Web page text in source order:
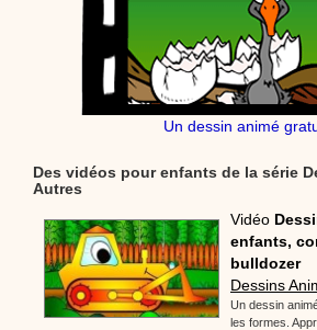
Un dessin animé
Des vidéos pour enfants de la série
Autres
Vidéo
enfants,
bulldozer
Dessins
Un dessin
les formes.